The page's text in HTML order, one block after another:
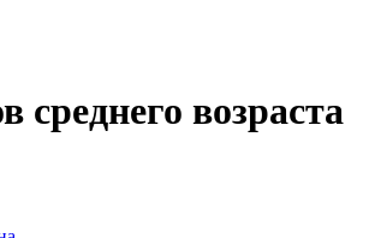
среднего возраста